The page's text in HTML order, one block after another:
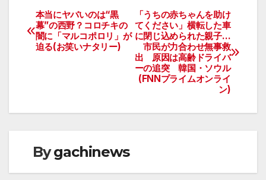
投
稿
ゲ
ー
シ
「うちの赤ちゃんを助け
てください」横転した車
に閉じ込められた親子…
市民が力合わせ無事救
出 原因は高齢ドライバ
ーの追突 韓国・ソウル
(FNNプライムオンライ
ン)
本当にヤバいのは“黒
幕”の西野？コロチキの
闇に「マルコポロリ」が
迫る(お笑いナタリー)
Bygachinews